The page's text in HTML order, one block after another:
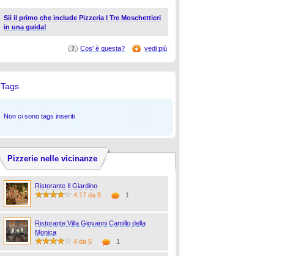
Sii il primo che include Pizzeria I Tre Moschettieri
in una guida!
Cos' è questa? vedi più
Tags
Non ci sono tags inseriti
Pizzerie nelle vicinanze
Ristorante Il Giardino
4.17 da 5
1
Ristorante Villa Giovanni Camillo della
Monica
4 da 5
1